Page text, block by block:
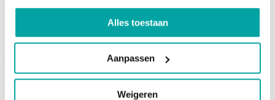
Alles toestaan
Aanpassen
Weigeren
info@t2-campus.be
Contacteer ons